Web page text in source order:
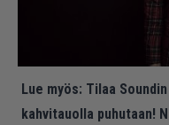
Lue myös: Tilaa
kahvitauolla puhutaan!